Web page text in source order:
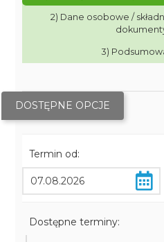
2) Dane osobowe /
3)
DOSTĘPNE OPCJE
Termin od:
Dostępne terminy: